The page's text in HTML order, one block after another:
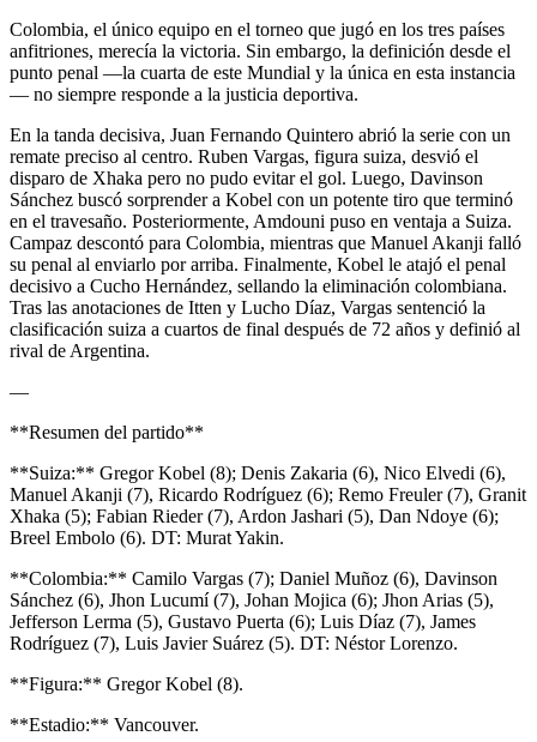
Colombia, el único equipo en el torneo que jugó en los tres países
anfitriones, merecía la victoria. Sin embargo, la definición desde el
punto penal —la cuarta de este Mundial y la única en esta instancia
— no siempre responde a la justicia deportiva.
En la tanda decisiva, Juan Fernando Quintero abrió la serie con un
remate preciso al centro. Ruben Vargas, figura suiza, desvió el
disparo de Xhaka pero no pudo evitar el gol. Luego, Davinson
Sánchez buscó sorprender a Kobel con un potente tiro que terminó
en el travesaño. Posteriormente, Amdouni puso en ventaja a Suiza.
Campaz descontó para Colombia, mientras que Manuel Akanji falló
su penal al enviarlo por arriba. Finalmente, Kobel le atajó el penal
decisivo a Cucho Hernández, sellando la eliminación colombiana.
Tras las anotaciones de Itten y Lucho Díaz, Vargas sentenció la
clasificación suiza a cuartos de final después de 72 años y definió al
rival de Argentina.
—
**Resumen del partido**
**Suiza:** Gregor Kobel (8); Denis Zakaria (6), Nico Elvedi (6),
Manuel Akanji (7), Ricardo Rodríguez (6); Remo Freuler (7), Granit
Xhaka (5); Fabian Rieder (7), Ardon Jashari (5), Dan Ndoye (6);
Breel Embolo (6). DT: Murat Yakin.
**Colombia:** Camilo Vargas (7); Daniel Muñoz (6), Davinson
Sánchez (6), Jhon Lucumí (7), Johan Mojica (6); Jhon Arias (5),
Jefferson Lerma (5), Gustavo Puerta (6); Luis Díaz (7), James
Rodríguez (7), Luis Javier Suárez (5). DT: Néstor Lorenzo.
**Figura:** Gregor Kobel (8).
**Estadio:** Vancouver.